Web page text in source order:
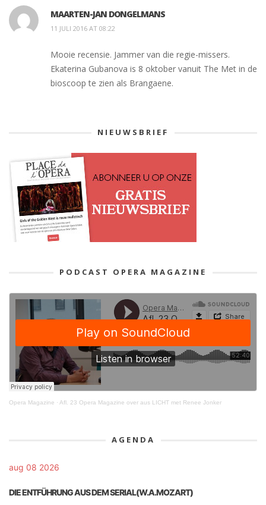
MAARTEN-JAN DONGELMANS
11 JULI 2016 AT 08:22
Mooie recensie. Jammer van die regie-missers.
Ekaterina Gubanova is 8 oktober vanuit The Met in de
bioscoop te zien als Brangaene.
NIEUWSBRIEF
PODCAST OPERA MAGAZINE
Opera Magazine · Afl. 23 Opera Magazine over aus LICHT met Renee Jonker
AGENDA
aug 08 2026
DIE ENTFÜHRUNG AUS DEM SERIAL(W.A.MOZART)